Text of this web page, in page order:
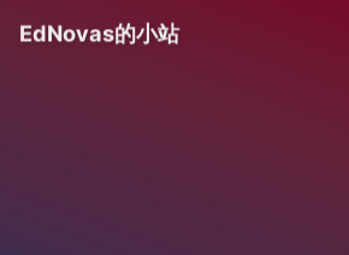
EdNovas的小站